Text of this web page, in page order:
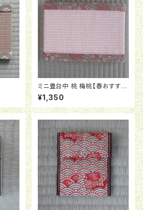
ミニ畳台中 桃 梅桃【春おすす
め】
¥1,350